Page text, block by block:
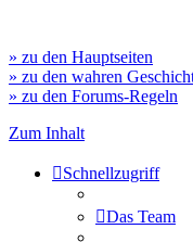
» zu den Hauptseiten
» zu den wahren
» zu den Forums-Regeln
Zum Inhalt
Schnellzugriff
Das Team